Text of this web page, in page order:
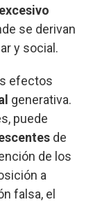
excesivo
se derivan
y social.
efectos
generativa.
puede
de
de los
a
falsa, el